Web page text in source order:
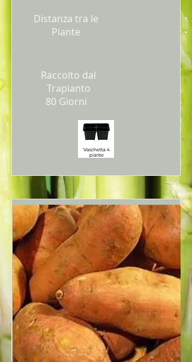
Distanza tra le
Piante
Raccolto dal
Trapianto
80 Giorni